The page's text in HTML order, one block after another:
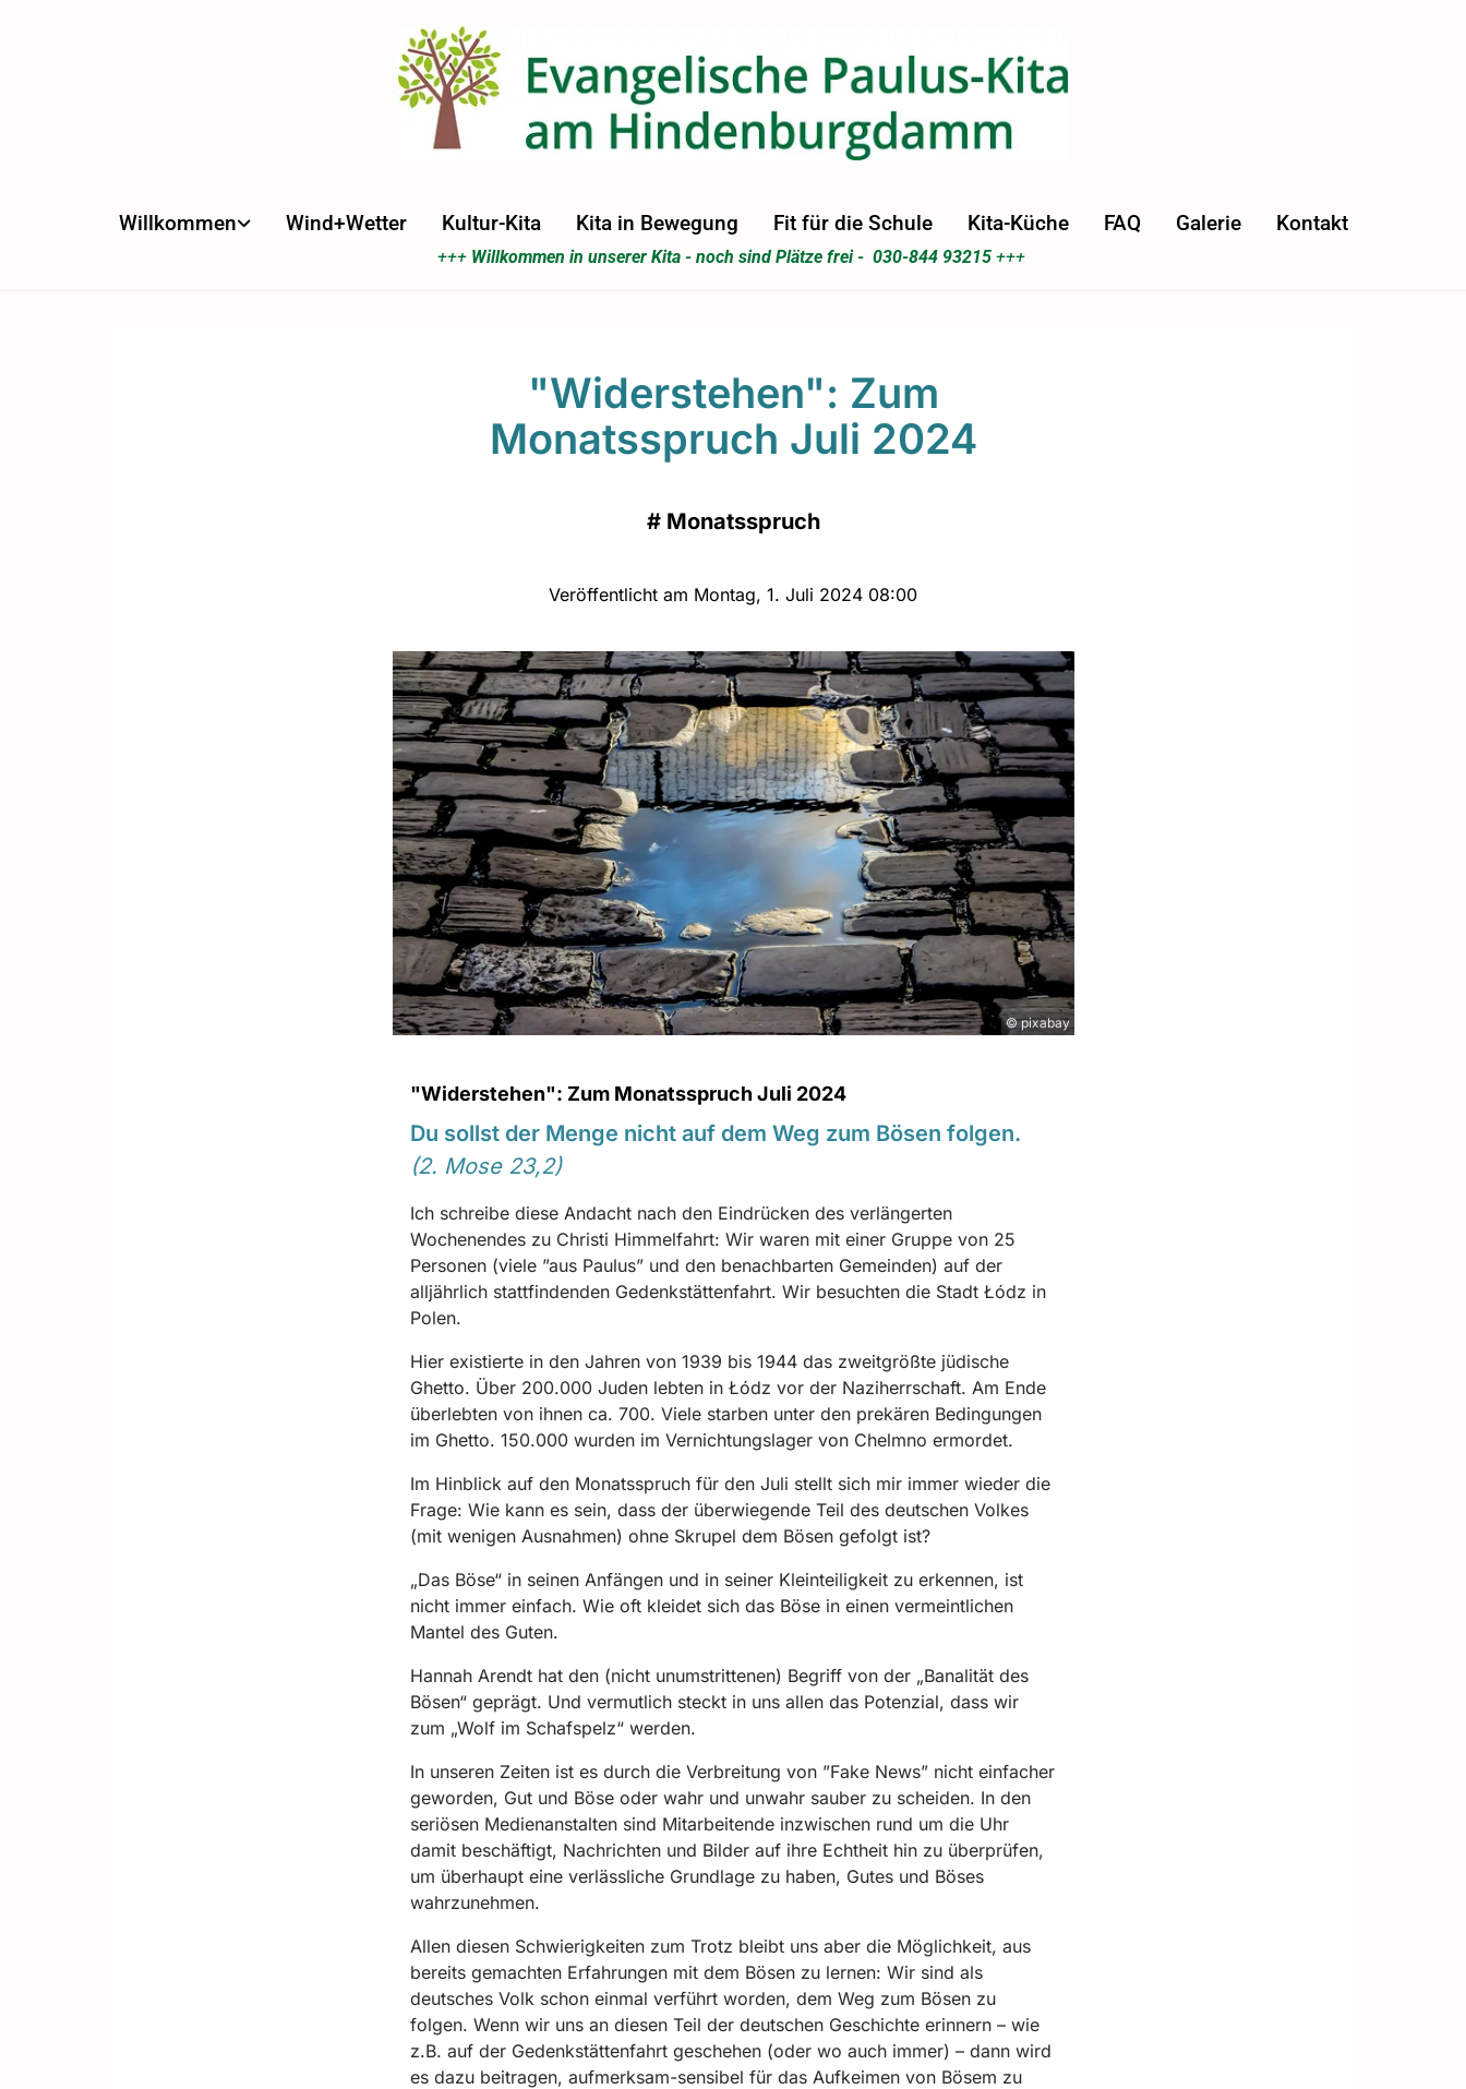
Willkommen Wind+Wetter Kultur-Kita Kita in Bewegung Fit für die Schule Kita-Küche FAQ Galerie Kontakt
+++ Willkommen in unserer Kita - noch sind Plätze frei - 030-844 93215+++
"Widerstehen": Zum
Monatsspruch Juli 2024
# Monatsspruch
Veröffentlicht am Montag, 1. Juli 2024 08:00
© pixabay
"Widerstehen": Zum Monatsspruch Juli 2024
Du sollst der Menge nicht auf dem Weg zum Bösen folgen.
(2. Mose 23,2)
Ich schreibe diese Andacht nach den Eindrücken des verlängerten
Wochenendes zu Christi Himmelfahrt: Wir waren mit einer Gruppe von 25
Personen (viele ”aus Paulus” und den benachbarten Gemeinden) auf der
alljährlich stattfindenden Gedenkstättenfahrt. Wir besuchten die Stadt Łódz in
Polen.
Hier existierte in den Jahren von 1939 bis 1944 das zweitgrößte jüdische
Ghetto. Über 200.000 Juden lebten in Łódz vor der Naziherrschaft. Am Ende
überlebten von ihnen ca. 700. Viele starben unter den prekären Bedingungen
im Ghetto. 150.000 wurden im Vernichtungslager von Chelmno ermordet.
Im Hinblick auf den Monatsspruch für den Juli stellt sich mir immer wieder die
Frage: Wie kann es sein, dass der überwiegende Teil des deutschen Volkes
(mit wenigen Ausnahmen) ohne Skrupel dem Bösen gefolgt ist?
„Das Böse“ in seinen Anfängen und in seiner Kleinteiligkeit zu erkennen, ist
nicht immer einfach. Wie oft kleidet sich das Böse in einen vermeintlichen
Mantel des Guten.
Hannah Arendt hat den (nicht unumstrittenen) Begriff von der „Banalität des
Bösen“ geprägt. Und vermutlich steckt in uns allen das Potenzial, dass wir
zum „Wolf im Schafspelz“ werden.
In unseren Zeiten ist es durch die Verbreitung von ”Fake News” nicht einfacher
geworden, Gut und Böse oder wahr und unwahr sauber zu scheiden. In den
seriösen Medienanstalten sind Mitarbeitende inzwischen rund um die Uhr
damit beschäftigt, Nachrichten und Bilder auf ihre Echtheit hin zu überprüfen,
um überhaupt eine verlässliche Grundlage zu haben, Gutes und Böses
wahrzunehmen.
Allen diesen Schwierigkeiten zum Trotz bleibt uns aber die Möglichkeit, aus
bereits gemachten Erfahrungen mit dem Bösen zu lernen: Wir sind als
deutsches Volk schon einmal verführt worden, dem Weg zum Bösen zu
folgen. Wenn wir uns an diesen Teil der deutschen Geschichte erinnern – wie
z.B. auf der Gedenkstättenfahrt geschehen (oder wo auch immer) – dann wird
es dazu beitragen, aufmerksam-sensibel für das Aufkeimen von Bösem zu